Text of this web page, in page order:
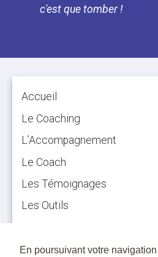
En poursuivant votre
c'est que tomber !
en restant dedans
«
Quand vous voulez
abandonner, pensez
avez commencé
«
Ta vie est le
que tu fais. Si tu n'aimes
Accueil
Le Coaching
L’Accompagnement
Le Coach
Les Témoignages
Les Outils